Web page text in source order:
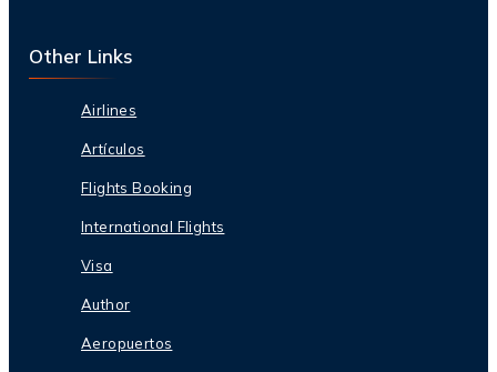
Other Links
Airlines
Artículos
Flights Booking
International Flights
Visa
Author
Aeropuertos